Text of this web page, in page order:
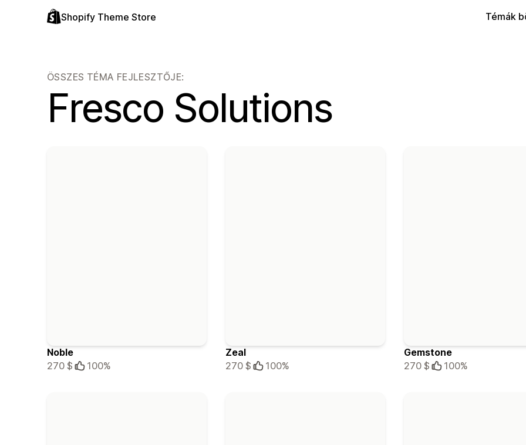
Shopify Theme Store Témák
ÖSSZES TÉMA FEJLESZTŐJE:
Fresco Solutions
Noble
270 $
100%
Zeal
270 $
100%
Gemstone
270 $
100%